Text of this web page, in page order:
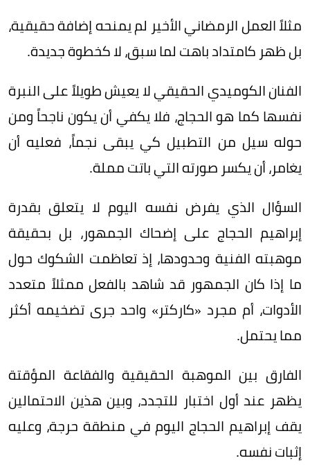
مثلاً العمل الرمضاني الأخير لم يمنحه إضافة حقيقية،
بل ظهر كامتداد باهت لما سبق، لا كخطوة جديدة.
الفنان الكوميدي الحقيقي لا يعيش طويلاً على النبرة
نفسها كما هو الحجاج، فلا يكفي أن يكون ناجحاً ومن
حوله سيل من التطبيل كي يبقى نجماً، فعليه أن
يغامر، أن يكسر صورته التي باتت مملة.
السؤال الذي يفرض نفسه اليوم لا يتعلق بقدرة
إبراهيم الحجاج على إضحاك الجمهور، بل بحقيقة
موهبته الفنية وحدودها، إذ تعاظمت الشكوك حول
ما إذا كان الجمهور قد شاهد بالفعل ممثلاً متعدد
الأدوات، أم مجرد «كاركتر» واحد جرى تضخيمه أكثر
مما يحتمل.
الفارق بين الموهبة الحقيقية والفقاعة المؤقتة
يظهر عند أول اختبار للتجدد، وبين هذين الاحتمالين
يقف إبراهيم الحجاج اليوم في منطقة حرجة، وعليه
إثبات نفسه.